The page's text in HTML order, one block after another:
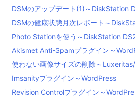
DSMのアップデート(1)～DiskStation
DSMの健康状態月次レポート～
Photo Stationを使う～DiskStation
Akismet Anti-Spamプラグイン～
使わない画像サイズの削除～
Imsanityプラグイン～WordPress
Revision Controlプラグイン～